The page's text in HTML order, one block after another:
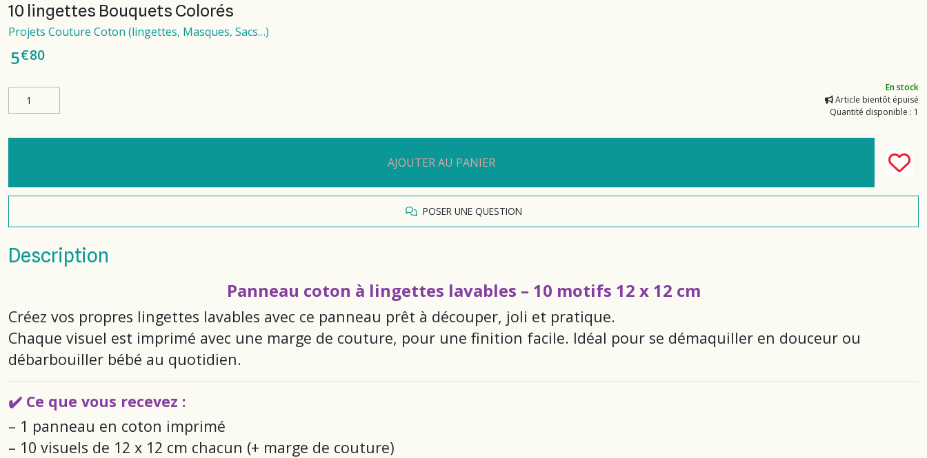
10 lingettes Bouquets Colorés
Projets Couture Coton (lingettes, Masques, Sacs…)
5€80
En stock
Article bientôt épuisé
Quantité disponible : 1
AJOUTER AU PANIER
POSER UNE QUESTION
Description
Panneau coton à lingettes lavables – 10 motifs 12 x 12 cm
Créez vos propres lingettes lavables avec ce panneau prêt à découper, joli et pratique.
Chaque visuel est imprimé avec une marge de couture, pour une finition facile. Idéal pour se démaquiller en douceur ou
débarbouiller bébé au quotidien.
✔️ Ce que vous recevez :
– 1 panneau en coton imprimé
– 10 visuels de 12 x 12 cm chacun (+ marge de couture)